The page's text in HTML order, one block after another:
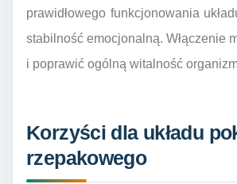
prawidłowego funkcjonowania
stabilność emocjonalną. Włączenie
i poprawić ogólną witalność
Korzyści dla układu
rzepakowego